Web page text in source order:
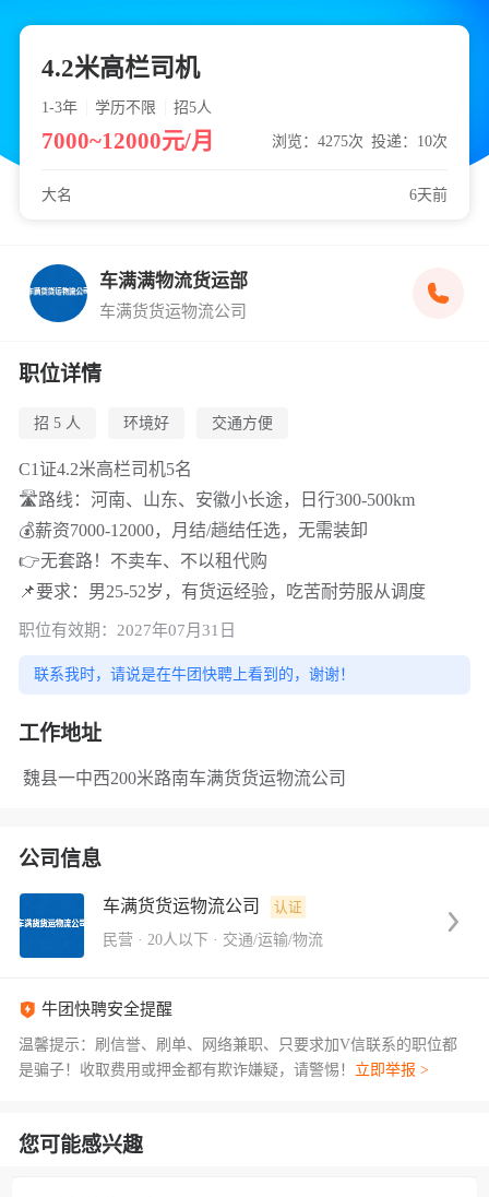
4.2米高栏司机
1-3年 学历不限 招5人
7000~12000元/月 浏览：4275次 投递：10次
大名 6天前
车满满物流货运部
车满货货运物流公司
职位详情
招 5 人 环境好 交通方便
C1证4.2米高栏司机5名
🛣路线：河南、山东、安徽小长途，日行300-500km
💰薪资7000-12000，月结/趟结任选，无需装卸
👉无套路！不卖车、不以租代购
📌要求：男25-52岁，有货运经验，吃苦耐劳服从调度
职位有效期：2027年07月31日
联系我时，请说是在牛团快聘上看到的，谢谢！
工作地址
魏县一中西200米路南车满货货运物流公司
公司信息
车满货货运物流公司 认证
民营 · 20人以下 · 交通/运输/物流
牛团快聘安全提醒
温馨提示：刷信誉、刷单、网络兼职、只要求加V信联系的职位都
是骗子！收取费用或押金都有欺诈嫌疑，请警惕！ 立即举报 >
您可能感兴趣